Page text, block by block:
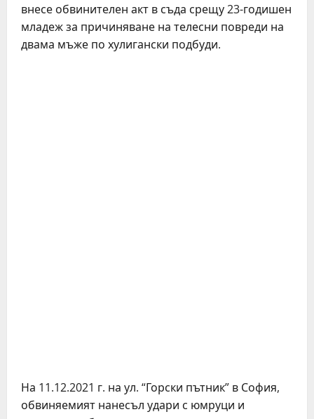
внесе обвинителен акт в съда срещу 23-годишен
младеж за причиняване на телесни повреди на
двама мъже по хулигански подбуди.
На 11.12.2021 г. на ул. “Горски пътник” в София,
обвиняемият нанесъл удари с юмруци и